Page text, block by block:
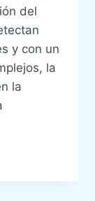
del
y con un
la
la